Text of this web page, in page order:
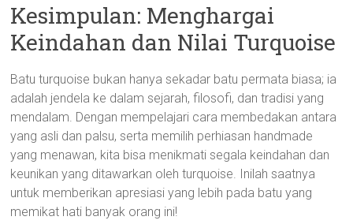
Kesimpulan: Menghargai
Keindahan dan Nilai Turquoise
Batu turquoise bukan hanya sekadar batu permata biasa; ia
adalah jendela ke dalam sejarah, filosofi, dan tradisi yang
mendalam. Dengan mempelajari cara membedakan antara
yang asli dan palsu, serta memilih perhiasan handmade
yang menawan, kita bisa menikmati segala keindahan dan
keunikan yang ditawarkan oleh turquoise. Inilah saatnya
untuk memberikan apresiasi yang lebih pada batu yang
memikat hati banyak orang ini!